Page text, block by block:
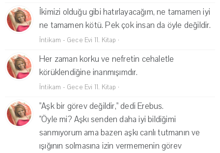
İkimizi olduğu gibi hatırlayacağım, ne tamamen iyi
ne tamamen kötü. Pek çok insan da öyle değildir.
İntikam - Gece Evi 11. Kitap ·
Her zaman korku ve nefretin cehaletle
körüklendiğine inanmışımdır.
İntikam - Gece Evi 11. Kitap ·
"Aşk bir görev değildir," dedi Erebus.
"Öyle mi? Aşkı senden daha iyi bildiğimi
sanmıyorum ama bazen aşkı canlı tutmanın ve
ışığının solmasına izin vermemenin görev